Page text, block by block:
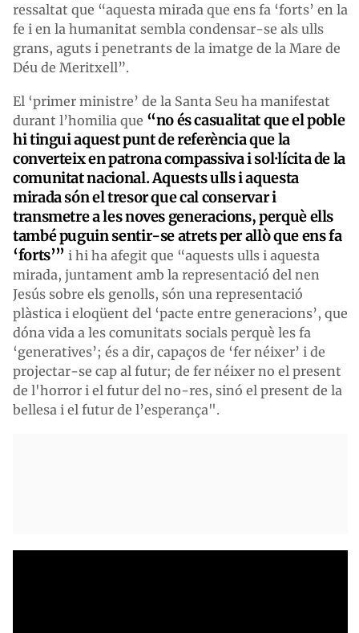
ressaltat que “aquesta mirada que ens fa ‘forts’ en la
fe i en la humanitat sembla condensar-se als ulls
grans, aguts i penetrants de la imatge de la Mare de
Déu de Meritxell”.
El ‘primer ministre’ de la Santa Seu ha manifestat
durant l’homilia que “no és casualitat que el poble
hi tingui aquest punt de referència que la
converteix en patrona compassiva i sol·lícita de la
comunitat nacional. Aquests ulls i aquesta
mirada són el tresor que cal conservar i
transmetre a les noves generacions, perquè ells
també puguin sentir-se atrets per allò que ens fa
‘forts’” i hi ha afegit que “aquests ulls i aquesta
mirada, juntament amb la representació del nen
Jesús sobre els genolls, són una representació
plàstica i eloqüent del ‘pacte entre generacions’, que
dóna vida a les comunitats socials perquè les fa
‘generatives’; és a dir, capaços de ‘fer néixer’ i de
projectar-se cap al futur; de fer néixer no el present
de l'horror i el futur del no-res, sinó el present de la
bellesa i el futur de l’esperança".